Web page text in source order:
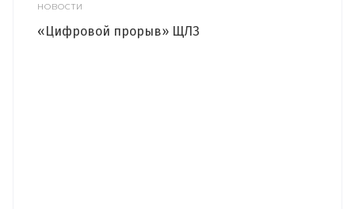
НОВОСТИ
«Цифровой прорыв» ЩЛЗ